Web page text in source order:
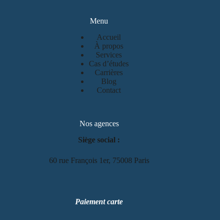
Menu
Accueil
À propos
Services
Cas d’études
Carrières
Blog
Contact
Nos agences
Siège social :
60 rue François 1er, 75008 Paris
Paiement carte